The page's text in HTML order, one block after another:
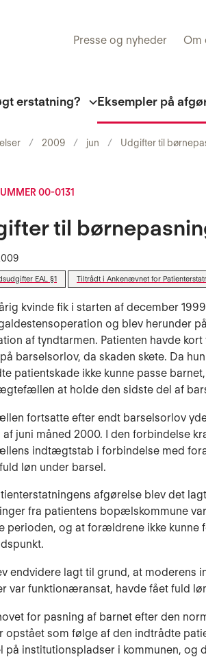
Presse og nyheder Om
erstatning? Eksempler på
2009 jun Udgifter til
00-0131
til
EAL §1 Tiltrådt i Ankenævnet for
kvinde fik i starten af december
og blev herunder
af tyndtarmen. Patienten havde
barselsorlov, da skaden skete. Da
patientskade ikke kunne passe
at holde den sidste del af
fortsatte efter endt barselsorlov
af juni måned 2000. I den forbindelse
indtægtstab i forbindelse med
løn under barsel.
afgørelse blev det
fra patientens bopælskommune
perioden, og at forældrene ikke kunne
endvidere lagt til grund, at moderens
var funktionæransat, havde fået fuld
for pasning af barnet efter den
opstået som følge af den indtrådte
på institutionspladser i kommunen, og